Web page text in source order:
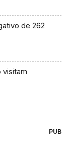
de 262
visitam
PUB